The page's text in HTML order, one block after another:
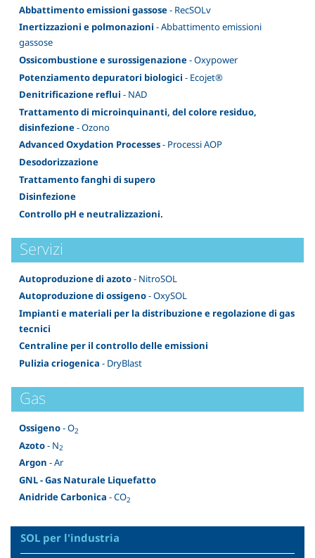
Abbattimento emissioni gassose- RecSOLv
Inertizzazioni e polmonazioni - Abbattimento emissioni
gassose
Ossicombustione e surossigenazione- Oxypower
Potenziamento depuratori biologici - Ecojet®
Denitrificazione reflui - NAD
Trattamento di microinquinanti, del colore residuo,
disinfezione- Ozono
Advanced Oxydation Processes- Processi AOP
Desodorizzazione
Trattamento fanghi di supero
Disinfezione
Controllo pH e neutralizzazioni.
Servizi
Autoproduzione di azoto- NitroSOL
Autoproduzione di ossigeno- OxySOL
Impianti e materiali per la distribuzione e regolazione di gas
tecnici
Centraline per il controllo delle emissioni
Pulizia criogenica - DryBlast
Gas
Ossigeno- O2
Azoto- N2
Argon - Ar
GNL - Gas Naturale Liquefatto
Anidride Carbonica - CO2
SOL per l'industria